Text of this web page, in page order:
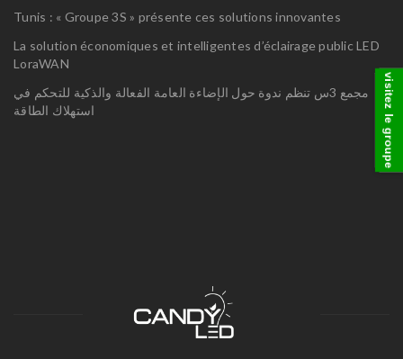
Tunis : « Groupe 3S » présente ces solutions innovantes
La solution économiques et intelligentes d’éclairage public LED
LoraWAN
مجمع 3س تنظم ندوة حول الإضاءة العامة الفعالة والذكية للتحكم في
استهلاك الطاقة
visitez le groupe